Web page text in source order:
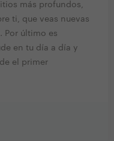
más profundos,
ti, que veas nuevas
Por último es
en tu día a día y
el primer